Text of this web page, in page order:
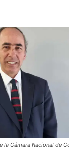
la Cámara Nacional de